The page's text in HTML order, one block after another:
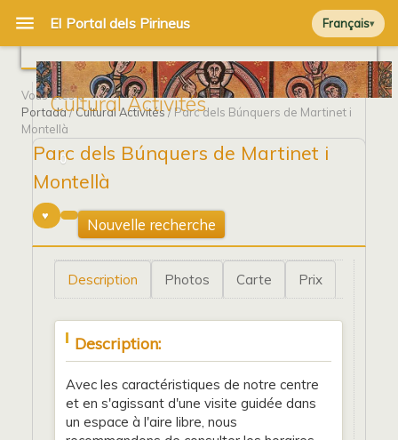
Français
Cultural Activités
Vous êtes à
Portada/Cultural Activités/ Parc dels Búnquers de Martinet i
Montellà
Parc dels Búnquers de Martinet i
Montellà
0
Nouvelle recherche
Description Photos Carte Prix
Description:
Avec les caractéristiques de notre centre
et en s'agissant d'une visite guidée dans
un espace à l'aire libre, nous